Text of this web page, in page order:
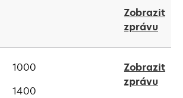
tab
a
new
tab
Zobrazit
zprávu
new
tab
1000
1400
Zobrazit
zprávu